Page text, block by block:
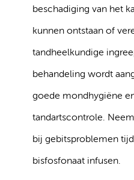
beschadiging van het
kunnen ontstaan of
tandheelkundige
behandeling wordt
goede mondhygiëne
tandartscontrole.
bij gebitsproblemen
bisfosfonaat infusen.